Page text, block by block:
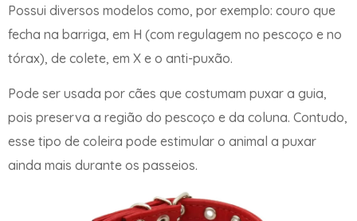
Possui diversos modelos como, por exemplo: couro que
fecha na barriga, em H (com regulagem no pescoço e no
tórax), de colete, em X e o anti-puxão.
Pode ser usada por cães que costumam puxar a guia,
pois preserva a região do pescoço e da coluna. Contudo,
esse tipo de coleira pode estimular o animal a puxar
ainda mais durante os passeios.